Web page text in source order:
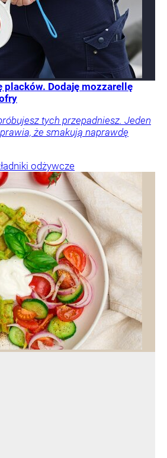
placków. Dodaję mozzarellę
tych przepadniesz. Jeden
że smakują naprawdę
odżywcze